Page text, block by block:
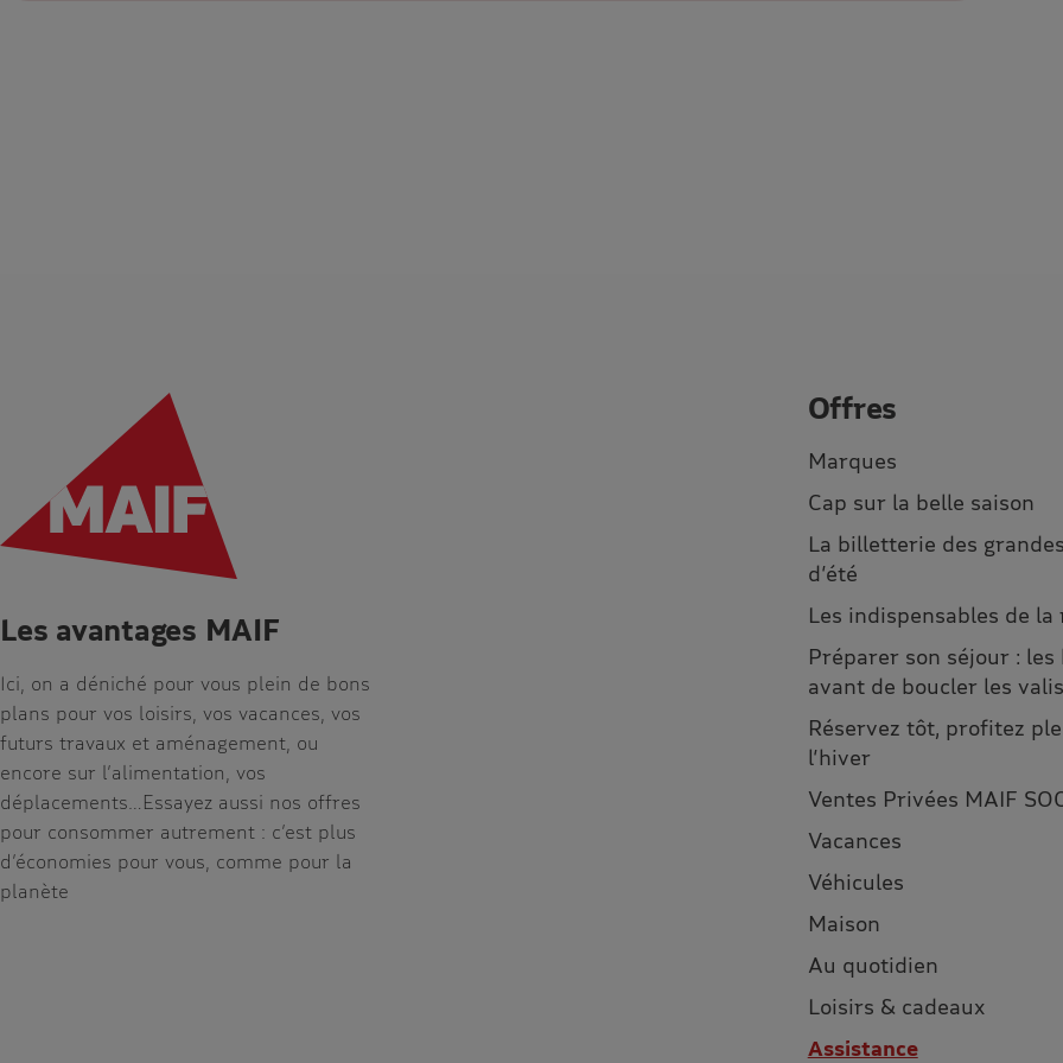
Les avantages MAIF
Ici, on a déniché pour vous plein de bons
plans pour vos loisirs, vos vacances, vos
futurs travaux et aménagement, ou
encore sur l’alimentation, vos
déplacements…Essayez aussi nos offres
pour consommer autrement : c’est plus
d’économies pour vous, comme pour la
planète
Offres
Marques
Cap sur la belle saison
La billetterie des
d’été
Les indispensables de
Préparer son séjour : les
avant de boucler les
Réservez tôt, profitez
l’hiver
Ventes Privées MAIF
Vacances
Véhicules
Maison
Au quotidien
Loisirs & cadeaux
Assistance